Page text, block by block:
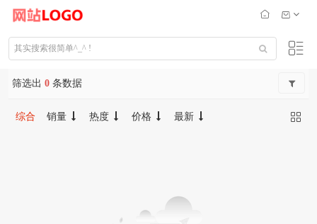
筛选出 0 条数据
综合 销量 热度 价格 最新